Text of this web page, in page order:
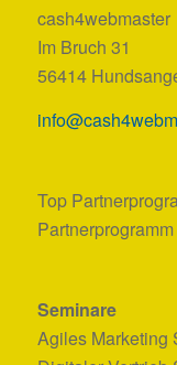
cash4webmaster
Im Bruch 31
56414
Top
Seminare
Agiles Marketing